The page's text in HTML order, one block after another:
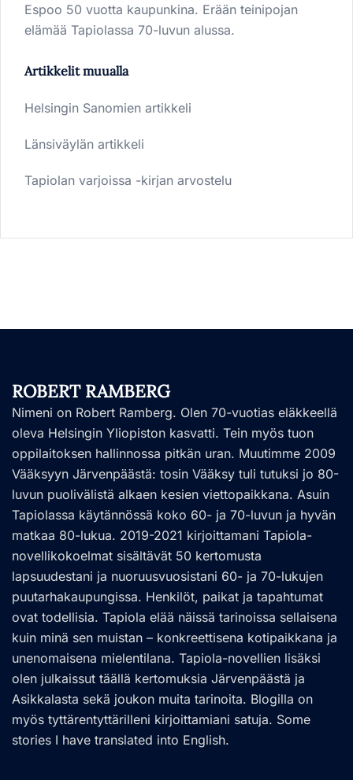
Espoo 50 vuotta kaupunkina. Erään teinipojan
elämää Tapiolassa 70-luvun alussa.
Artikkelit muualla
Helsingin Sanomien artikkeli
Länsiväylän artikkeli
Tapiolan varjoissa -kirjan arvostelu
ROBERT RAMBERG
Nimeni on Robert Ramberg. Olen 70-vuotias eläkkeellä
oleva Helsingin Yliopiston kasvatti. Tein myös tuon
oppilaitoksen hallinnossa pitkän uran. Muutimme 2009
Vääksyyn Järvenpäästä: tosin Vääksy tuli tutuksi jo 80-
luvun puolivälistä alkaen kesien viettopaikkana. Asuin
Tapiolassa käytännössä koko 60- ja 70-luvun ja hyvän
matkaa 80-lukua. 2019-2021 kirjoittamani Tapiola-
novellikokoelmat sisältävät 50 kertomusta
lapsuudestani ja nuoruusvuosistani 60- ja 70-lukujen
puutarhakaupungissa. Henkilöt, paikat ja tapahtumat
ovat todellisia. Tapiola elää näissä tarinoissa sellaisena
kuin minä sen muistan – konkreettisena kotipaikkana ja
unenomaisena mielentilana. Tapiola-novellien lisäksi
olen julkaissut täällä kertomuksia Järvenpäästä ja
Asikkalasta sekä joukon muita tarinoita. Blogilla on
myös tyttärentyttärilleni kirjoittamiani satuja. Some
stories I have translated into English.